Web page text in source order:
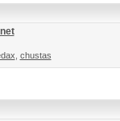
chustas